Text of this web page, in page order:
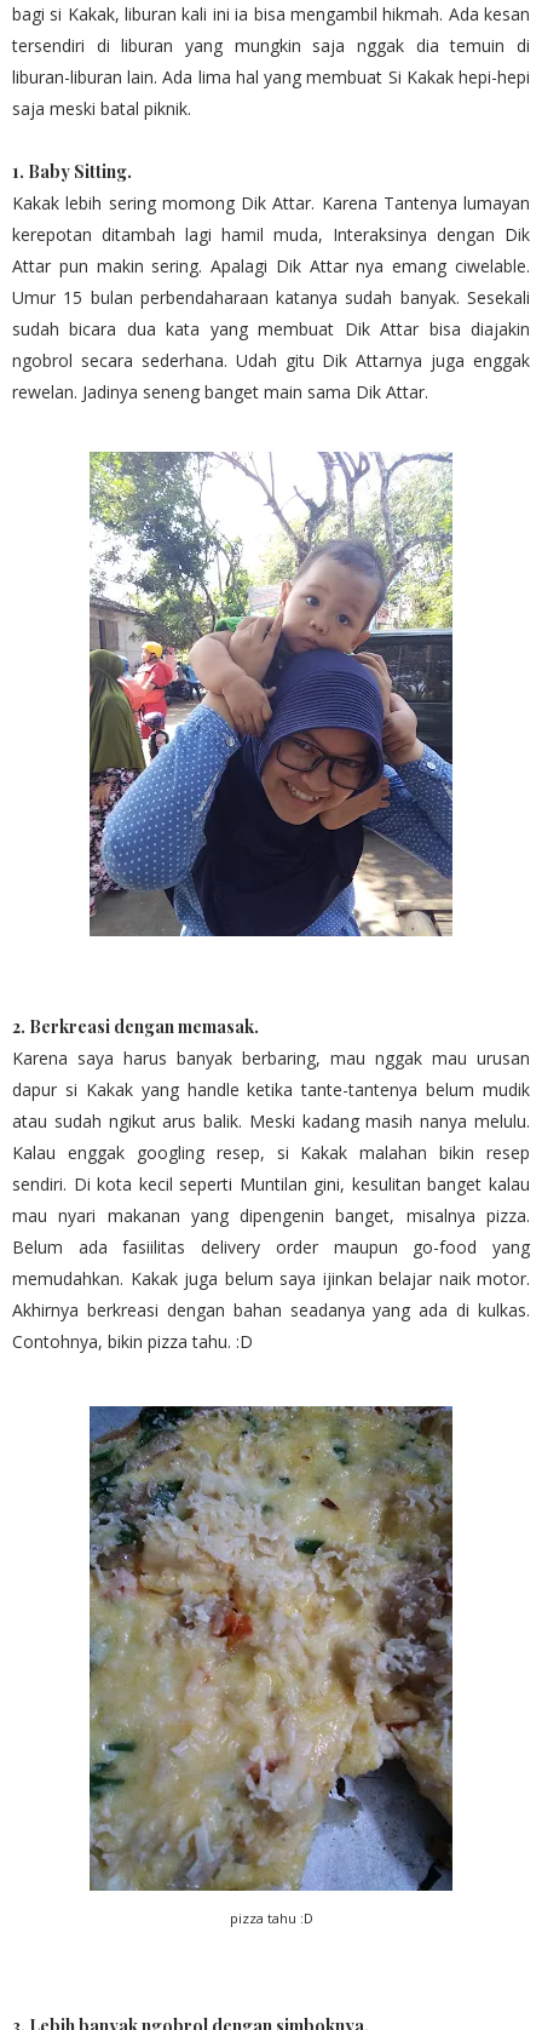
bagi si Kakak, liburan kali ini ia bisa mengambil hikmah. Ada kesan
tersendiri di liburan yang mungkin saja nggak dia temuin di
liburan-liburan lain. Ada lima hal yang membuat Si Kakak hepi-hepi
saja meski batal piknik.
1. Baby Sitting.
Kakak lebih sering momong Dik Attar. Karena Tantenya lumayan
kerepotan ditambah lagi hamil muda, Interaksinya dengan Dik
Attar pun makin sering. Apalagi Dik Attar nya emang ciwelable.
Umur 15 bulan perbendaharaan katanya sudah banyak. Sesekali
sudah bicara dua kata yang membuat Dik Attar bisa diajakin
ngobrol secara sederhana. Udah gitu Dik Attarnya juga enggak
rewelan. Jadinya seneng banget main sama Dik Attar.
2. Berkreasi dengan memasak.
Karena saya harus banyak berbaring, mau nggak mau urusan
dapur si Kakak yang handle ketika tante-tantenya belum mudik
atau sudah ngikut arus balik. Meski kadang masih nanya melulu.
Kalau enggak googling resep, si Kakak malahan bikin resep
sendiri. Di kota kecil seperti Muntilan gini, kesulitan banget kalau
mau nyari makanan yang dipengenin banget, misalnya pizza.
Belum ada fasiilitas delivery order maupun go-food yang
memudahkan. Kakak juga belum saya ijinkan belajar naik motor.
Akhirnya berkreasi dengan bahan seadanya yang ada di kulkas.
Contohnya, bikin pizza tahu. :D
pizza tahu :D